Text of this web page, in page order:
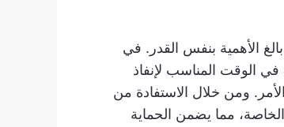
الأهمية بنفس القدر. في
في الوقت المناسب لإنفاذ
ومن خلال الاستفادة من
مما يضمن الحماية